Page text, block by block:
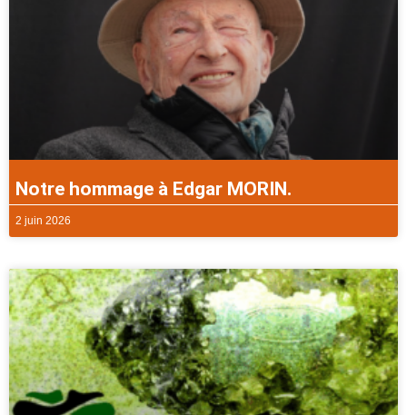
Notre hommage à Edgar MORIN.
2 juin 2026